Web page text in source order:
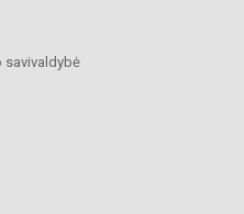
savivaldybė